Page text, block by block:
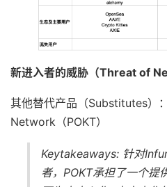
新进入者的威胁（Threat of
其他替代产品（Substitutes）
Network（POKT）
Keytakeaways: 针对
者，POKT承担了一个提